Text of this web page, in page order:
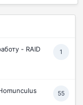
1
- RAID
55